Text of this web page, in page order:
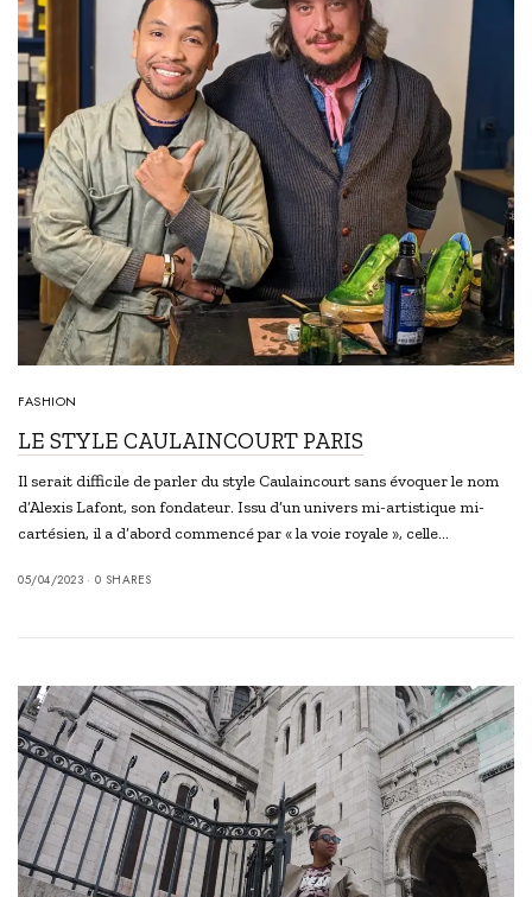
FASHION
LE STYLE CAULAINCOURT PARIS
Il serait difficile de parler du style Caulaincourt sans évoquer le nom
d’Alexis Lafont, son fondateur. Issu d’un univers mi-artistique mi-
cartésien, il a d’abord commencé par « la voie royale », celle…
05/04/2023 0 SHARES